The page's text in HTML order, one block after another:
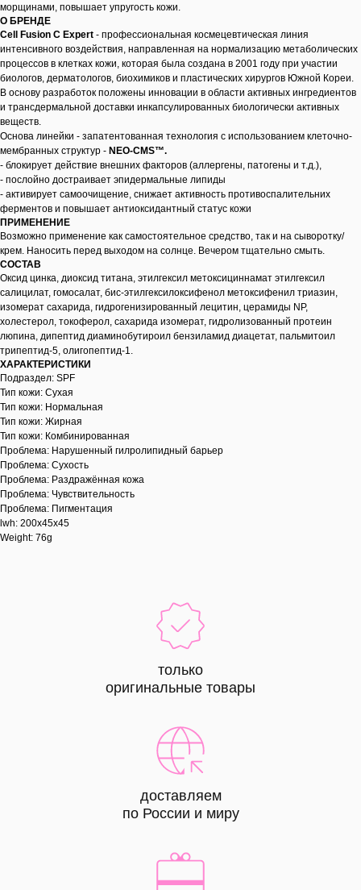
морщинами, повышает упругость кожи.
О БРЕНДЕ
Cell Fusion C Expert - профессиональная космецевтическая линия
интенсивного воздействия, направленная на нормализацию метаболических
процессов в клетках кожи, которая была создана в 2001 году при участии
биологов, дерматологов, биохимиков и пластических хирургов Южной Кореи.
В основу разработок положены инновации в области активных ингредиентов
и трансдермальной доставки инкапсулированных биологически активных
веществ.
Основа линейки - запатентованная технология с использованием клеточно-
мембранных структур - NEO-CMS™.
- блокирует действие внешних факторов (аллергены, патогены и т.д.),
- послойно достраивает эпидермальные липиды
- активирует самоочищение, снижает активность противоспалительних
ферментов и повышает антиоксидантный статус кожи
ПРИМЕНЕНИЕ
Возможно применение как самостоятельное средство, так и на сыворотку/
крем. Наносить перед выходом на солнце. Вечером тщательно смыть.
СОСТАВ
Оксид цинка, диоксид титана, этилгексил метоксициннамат этилгексил
салицилат, гомосалат, бис-этилгексилоксифенол метоксифенил триазин,
изомерат сахарида, гидрогенизированный лецитин, церамиды NP,
холестерол, токоферол, сахарида изомерат, гидролизованный протеин
люпина, дипептид диаминобутироил бензиламид диацетат, пальмитоил
трипептид-5, олигопептид-1.
ХАРАКТЕРИСТИКИ
Подраздел: SPF
Тип кожи: Сухая
Тип кожи: Нормальная
Тип кожи: Жирная
Тип кожи: Комбинированная
Проблема: Нарушенный гилролипидный барьер
Проблема: Сухость
Проблема: Раздражённая кожа
Проблема: Чувствительность
Проблема: Пигментация
lwh: 200x45x45
Weight: 76g
только
оригинальные товары
доставляем
по России и миру